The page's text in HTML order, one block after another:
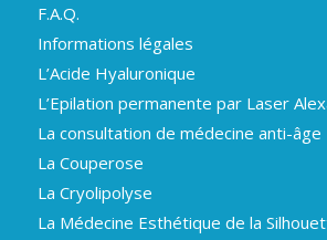
F.A.Q.
Informations légales
L’Acide Hyaluronique
L’Epilation permanente par Laser
La consultation de médecine anti-âge
La Couperose
La Cryolipolyse
La Médecine Esthétique de la